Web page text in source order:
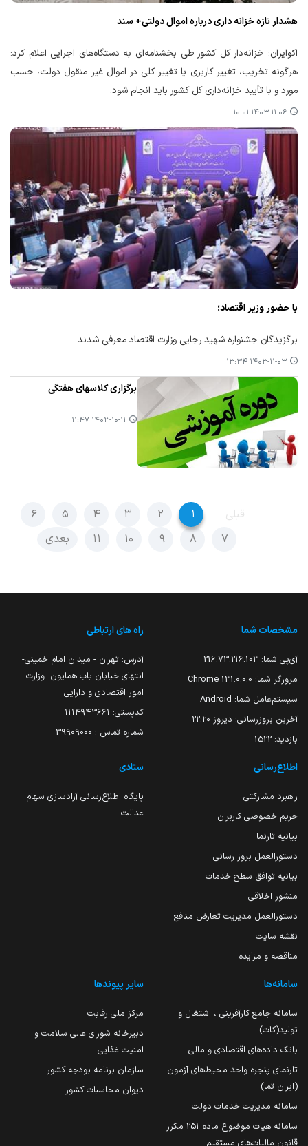
هشدار تازه خزانه داری درباره اموال دولتی+ سند
اکوایران: خزانه‌دار کل کشور طی بخشنامه‌ای به دستگاه‌های اجرایی اعلام کرد:
هرگونه تخریب، تغییر کاربری یا تغییر کلی در اموال غیر منقول دولت، حسب
مورد و با تأیید خزانه‌داری کل کشور باید انجام شود.
۱۴۰۳-۱۱-۰۶ ۱۰:۰۱
با حضور وزیر اقتصاد؛
برگزیدگان جشنواره شهید رجایی وزارت اقتصاد معرفی شدند
۱۴۰۳-۱۱-۰۳ ۱۳:۳۴
برگزاری كلاسهای هفتگی
۱۴۰۳-۱۰-۱۱ ۱۱:۴۷
قبلی ۱ ۲ ۳ ۴ ۵
۶
۷
۸ ۹ ۱۰ ۱۱ بعدی
مشخصات شما
آی‌پی شما: 216.73.216.103
مرورگر شما: 131.0.0.0 Chrome
سیستم‌عامل شما: Android
آخرین بروزرسانی: دیروز ۲۲:۲۰
بازدید: 1522
راه های ارتباطی
آدرس: تهران - میدان امام خمینی-
انتهای خیابان باب همایون- وزارت
امور اقتصادی و دارایی
کدپستی: ۱۱۱۴۹۴۳۶۶۱
شماره تماس : 39909000
اطلاع‌رسانی
راهبرد مشارکتی
حریم خصوصی کاربران
بیانیه تارنما
دستورالعمل بروز رسانی
بیانیه توافق سطح خدمات
منشور اخلاقی
دستورالعمل مدیریت تعارض منافع
نقشه سایت
مناقصه و مزایده
ستادی
پایگاه اطلاع‌رسانی آزادسازی سهام
عدالت
سامانه‌ها
سامانه جامع کارآفرینی ، اشتغال و
تولید(کات)
بانک داده‌های اقتصادی و مالی
تارنمای پنجره واحد محیط‌های آزمون
(ایران تما)
سامانه مدیریت خدمات دولت
سامانه هیات موضوع ماده 251 مکرر
قانون مالیات‌های مستقیم
سایر پیوندها
مرکز ملی رقابت
دبیرخانه شورای عالی سلامت و
امنیت غذایی
سازمان برنامه بودجه کشور
دیوان محاسبات کشور